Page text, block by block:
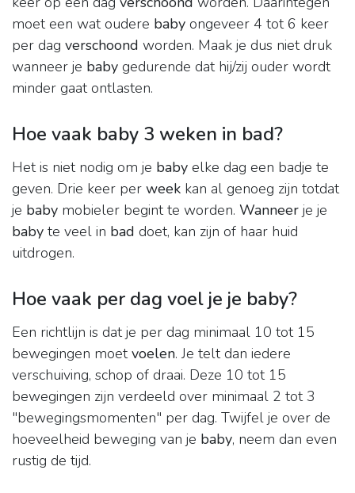
moet een wat oudere baby ongeveer 4 tot 6 keer
per dag verschoond worden. Maak je dus niet druk
wanneer je baby gedurende dat hij/zij ouder wordt
minder gaat ontlasten.
Hoe vaak baby 3 weken in bad?
Het is niet nodig om je baby elke dag een badje te
geven. Drie keer per week kan al genoeg zijn totdat
je baby mobieler begint te worden. Wanneer je je
baby te veel in bad doet, kan zijn of haar huid
uitdrogen.
Hoe vaak per dag voel je je baby?
Een richtlijn is dat je per dag minimaal 10 tot 15
bewegingen moetvoelen. Je telt dan iedere
verschuiving, schop of draai. Deze 10 tot 15
bewegingen zijn verdeeld over minimaal 2 tot 3
"bewegingsmomenten" per dag. Twijfel je over de
hoeveelheid beweging van je baby, neem dan even
rustig de tijd.